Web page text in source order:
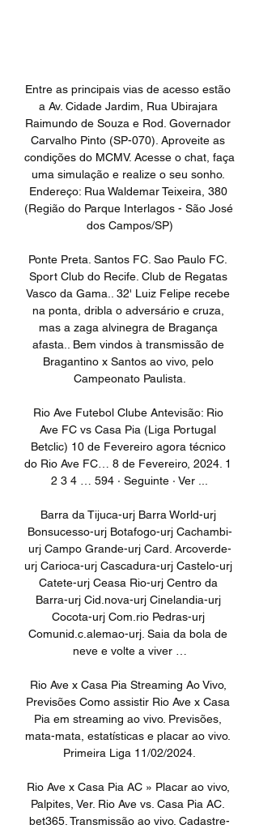
Entre as principais vias de acesso estão
a Av. Cidade Jardim, Rua Ubirajara
Raimundo de Souza e Rod. Governador
Carvalho Pinto (SP-070). Aproveite as
condições do MCMV. Acesse o chat, faça
uma simulação e realize o seu sonho.
Endereço: Rua Waldemar Teixeira, 380
(Região do Parque Interlagos - São José
dos Campos/SP)
Ponte Preta. Santos FC. Sao Paulo FC.
Sport Club do Recife. Club de Regatas
Vasco da Gama.. 32' Luiz Felipe recebe
na ponta, dribla o adversário e cruza,
mas a zaga alvinegra de Bragança
afasta.. Bem vindos à transmissão de
Bragantino x Santos ao vivo, pelo
Campeonato Paulista.
Rio Ave Futebol Clube Antevisão: Rio
Ave FC vs Casa Pia (Liga Portugal
Betclic) 10 de Fevereiro agora técnico
do Rio Ave FC… 8 de Fevereiro, 2024. 1
2 3 4 … 594 · Seguinte · Ver ...
Barra da Tijuca-urj Barra World-urj
Bonsucesso-urj Botafogo-urj Cachambi-
urj Campo Grande-urj Card. Arcoverde-
urj Carioca-urj Cascadura-urj Castelo-urj
Catete-urj Ceasa Rio-urj Centro da
Barra-urj Cid.nova-urj Cinelandia-urj
Cocota-urj Com.rio Pedras-urj
Comunid.c.alemao-urj. Saia da bola de
neve e volte a viver …
Rio Ave x Casa Pia Streaming Ao Vivo,
Previsões Como assistir Rio Ave x Casa
Pia em streaming ao vivo. Previsões,
mata-mata, estatísticas e placar ao vivo.
Primeira Liga 11/02/2024.
Rio Ave x Casa Pia AC » Placar ao vivo,
Palpites, Ver. Rio Ave vs. Casa Pia AC.
bet365. Transmissão ao vivo. Cadastre-